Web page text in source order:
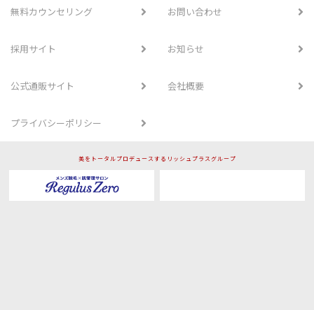
無料カウンセリング お問い合わせ
採用サイト お知らせ
公式通販サイト 会社概要
プライバシーポリシー
美をトータルプロデュースするリッシュプラスグループ